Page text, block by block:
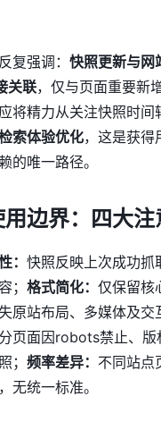
复强调： 快照更新与网
关联，仅与页面重要新
将精力从关注快照时间
索体验优化，这是获得
的唯一路径。
用边界：四大注
： 快照反映上次成功抓
； 格式简化： 仅保留核
原站布局、多媒体及交
页面因robots禁止、版
； 频率差异： 不同站点
无统一标准。